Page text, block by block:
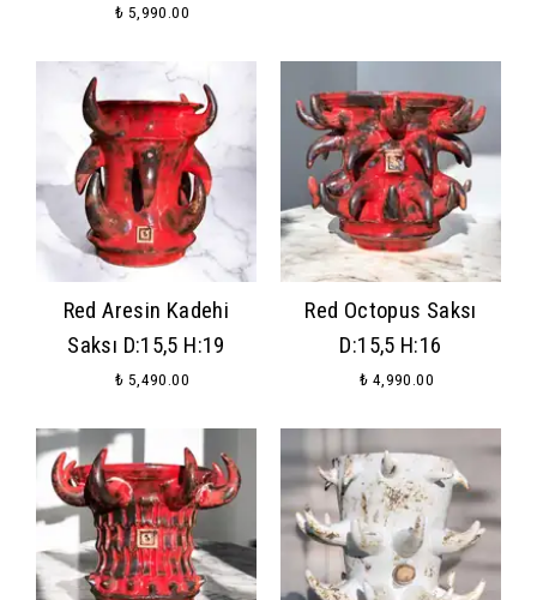
₺ 5,990.00
Red Aresin Kadehi
Saksı D:15,5 H:19
₺ 5,490.00
Red Octopus Saksı
D:15,5 H:16
₺ 4,990.00